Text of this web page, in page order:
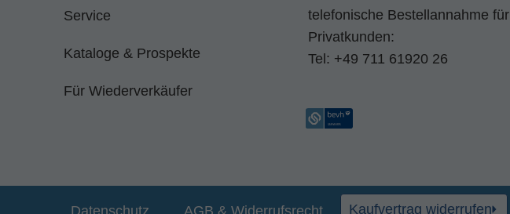
Service
Kataloge & Prospekte
Für Wiederverkäufer
telefonische Bestellannahme für
Privatkunden:
Tel: +49 711 61920 26
Datenschutz AGB & Widerrufsrecht Kaufvertrag widerrufen